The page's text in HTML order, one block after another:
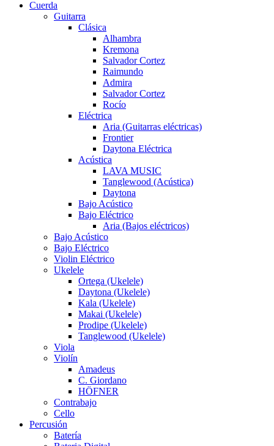
Cuerda
Guitarra
Clásica
Alhambra
Kremona
Salvador Cortez
Raimundo
Admira
Salvador Cortez
Rocío
Eléctrica
Aria (Guitarras eléctricas)
Frontier
Daytona Eléctrica
Acústica
LAVA MUSIC
Tanglewood (Acústica)
Daytona
Bajo Acústico
Bajo Eléctrico
Aria (Bajos eléctricos)
Bajo Acústico
Bajo Eléctrico
Violin Eléctrico
Ukelele
Ortega (Ukelele)
Daytona (Ukelele)
Kala (Ukelele)
Makai (Ukelele)
Prodipe (Ukelele)
Tanglewood (Ukelele)
Viola
Violín
Amadeus
C. Giordano
HÖFNER
Contrabajo
Cello
Percusión
Batería